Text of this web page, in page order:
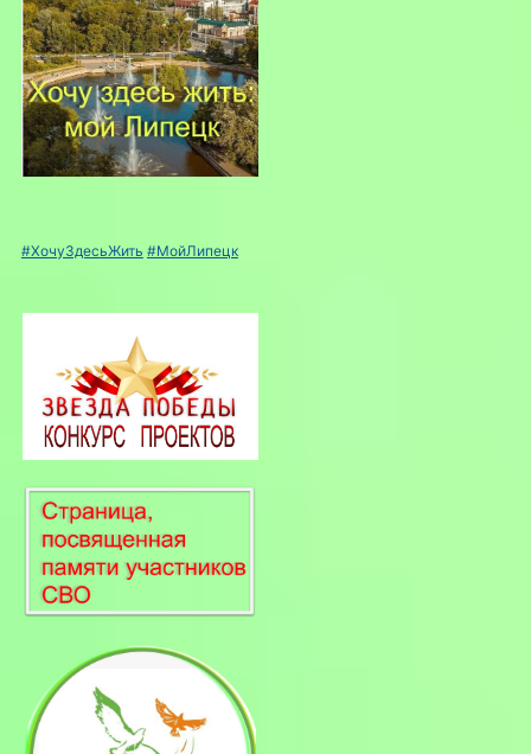
#ХочуЗдесьЖить #МойЛипецк